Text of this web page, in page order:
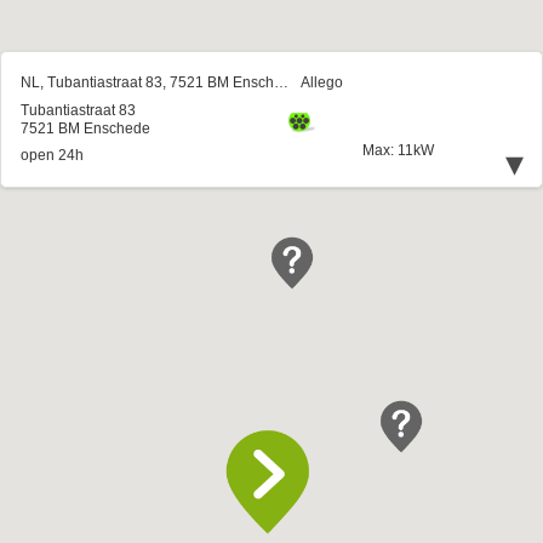
NL, Tubantiastraat 83, 7521 BM Enschede
Allego
Tubantiastraat 83
7521 BM Enschede
open 24h
Max: 11kW ▾